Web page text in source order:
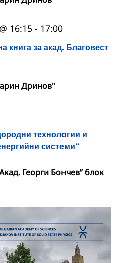
книга за акад. Благовест
16:15 - 17:00
Дринов"
технологии и
системи“
Георги Бончев” блок